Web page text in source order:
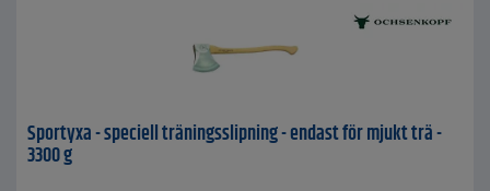
Sportyxa - speciell träningsslipning - endast för mjukt trä -
3300 g